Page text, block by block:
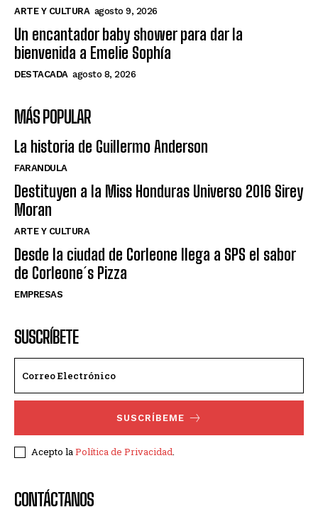
ARTE Y CULTURA agosto 9, 2026
Un encantador baby shower para dar la
bienvenida a Emelie Sophía
DESTACADA agosto 8, 2026
MÁS POPULAR
La historia de Guillermo Anderson
FARANDULA
Destituyen a la Miss Honduras Universo 2016 Sirey
Moran
ARTE Y CULTURA
Desde la ciudad de Corleone llega a SPS el sabor
de Corleone´s Pizza
EMPRESAS
SUSCRÍBETE
SUSCRÍBEME
Acepto laPolítica de Privacidad.
CONTÁCTANOS